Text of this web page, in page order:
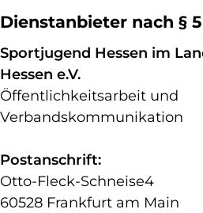
Dienstanbieter nach § 5
Sportjugend Hessen im
Hessen e.V.
Öffentlichkeitsarbeit und
Verbandskommunikation
Postanschrift:
Otto-Fleck-Schneise4
60528 Frankfurt am Main